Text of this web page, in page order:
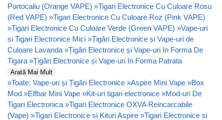
Portocaliu (Orange VAPE) »Tigari Electronice Cu Culoare Rosu
(Red VAPE) »Tigari Electronice Cu Culoare Roz (Pink VAPE)
»Tigari Electronice Cu Culoare Verde (Green VAPE) »Vape-uri
si Tigari Electronice Mici »Țigări Electronice și Vape-uri de
Culoare Lavanda »Țigări Electronice și Vape-uri In Forma De
Tigara »Țigări Electronice și Vape-uri In Forma Patrata
Arată Mai Mult
»Toate: Vape-uri și Țigări Electronice »Aspire Mini Vape »Box
Mod »Elfbar Mini Vape »Kit-uri tigari electronice »Mod-uri De
Tigari Electronica »Tigari Electronice OXVA Reincarcabile
(Vape) »Tigari Electronice si Kituri Aspire »Tigari Electronice si